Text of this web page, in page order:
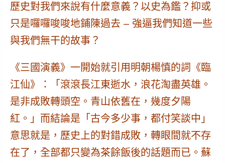
歷史對我們來說有什麼意義？以史為鑑？抑或
只是囉囉唆唆地鋪陳過去 – 強逼我們知道一些
與我們無干的故事？
《三國演義》一開始就引用明朝楊慎的詞《臨
江仙》：「滾滾長江東逝水，浪花淘盡英雄。
是非成敗轉頭空。青山依舊在，幾度夕陽
紅。」而結論是 「古今多少事，都付笑談中」
意思就是，歷史上的對錯成敗，轉眼間就不存
在了，全部都只變為茶餘飯後的話題而已。蘇